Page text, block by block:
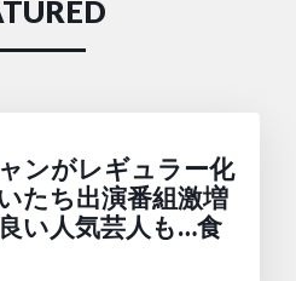
ンがレギュラー化
たち出演番組激増
い人気芸人も…食